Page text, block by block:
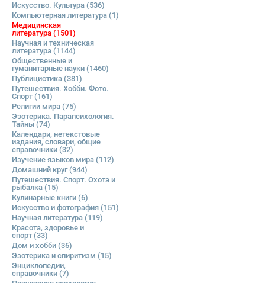
Искусство. Культура (536)
Компьютерная литература (1)
Медицинская
литература (1501)
Научная и техническая
литература (1144)
Общественные и
гуманитарные науки (1460)
Публицистика (381)
Путешествия. Хобби. Фото.
Спорт(161)
Религии мира (75)
Эзотерика. Парапсихология.
Тайны (74)
Календари, нетекстовые
издания, словари, общие
справочники (32)
Изучение языков мира (112)
Домашний круг(944)
Путешествия. Спорт. Охота и
рыбалка (15)
Кулинарные книги (6)
Искусство и фотография (151)
Научная литература (119)
Красота, здоровье и
спорт(33)
Дом и хобби (36)
Эзотерика и спиритизм (15)
Энциклопедии,
справочники (7)